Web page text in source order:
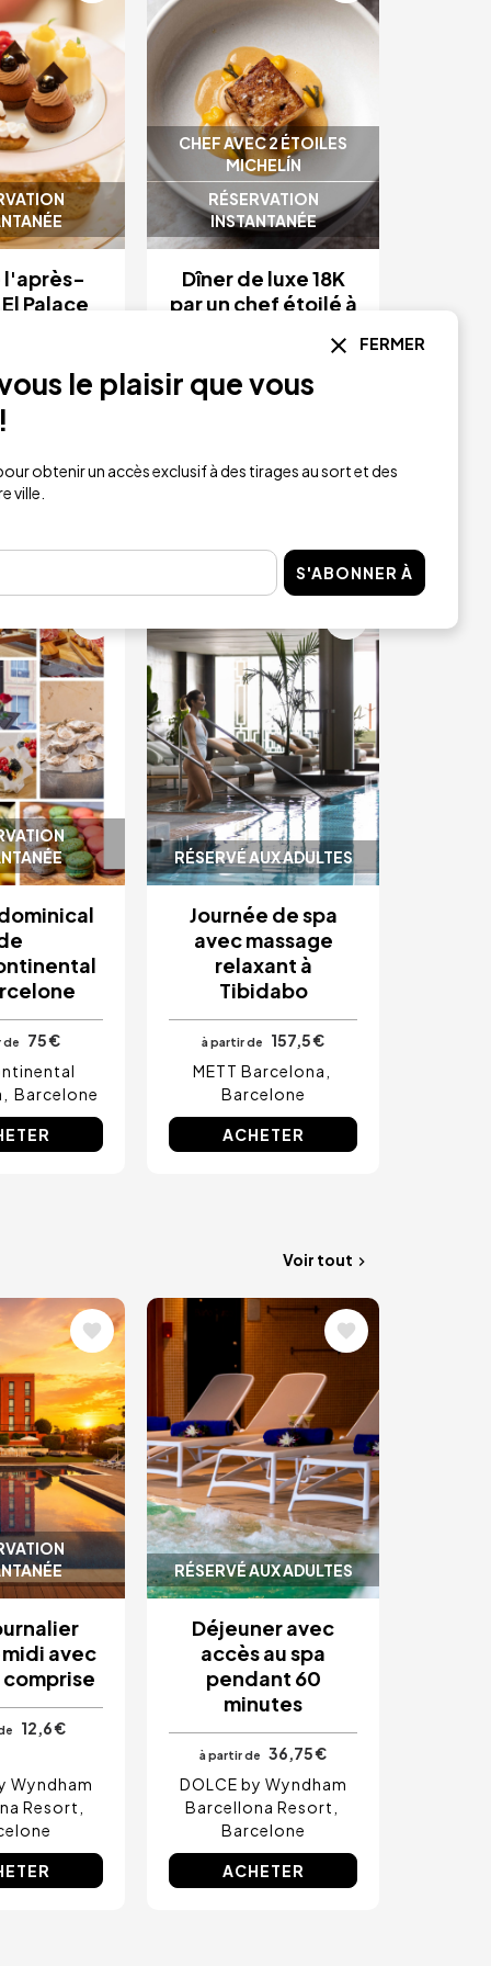
l'après-
Palace
de 48 €
Barcelone
CHEF AVEC 2 ÉTOILES
MICHELÍN
RÉSERVATION
INSTANTANÉE
Dîner de luxe 18K
par un chef étoilé à
à partir de 110 €
Intercontinental
Barcelona Barcelone
de
75 €
Barcelone
RÉSERVÉ AUX ADULTES
Journée de spa
avec massage
relaxant à
Tibidabo
à partir de
157,5 €
METT Barcelona
Barcelone
ACHETER
Voir tout
avec
12,6 €
Wyndham
Resort
RÉSERVÉ AUX ADULTES
Image
Déjeuner avec
accès au spa
pendant 60
minutes
à partir de
36,75 €
DOLCE by Wyndham
Barcellona Resort
Barcelone
ACHETER
FERMER
le plaisir que vous
obtenir un accès exclusif à des tirages au sort et des
ville.
S'ABONNER À